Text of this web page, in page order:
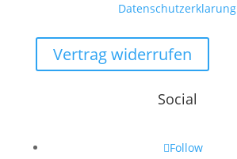
Datenschutzerklarung
Vertrag widerrufen
Social
Follow